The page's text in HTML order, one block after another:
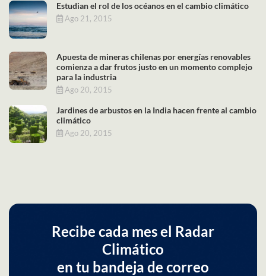
Estudian el rol de los océanos en el cambio climático
Ago 21, 2015
Apuesta de mineras chilenas por energías renovables
comienza a dar frutos justo en un momento complejo
para la industria
Ago 20, 2015
Jardines de arbustos en la India hacen frente al cambio
climático
Ago 20, 2015
Recibe cada mes el Radar
Climático
en tu bandeja de correo